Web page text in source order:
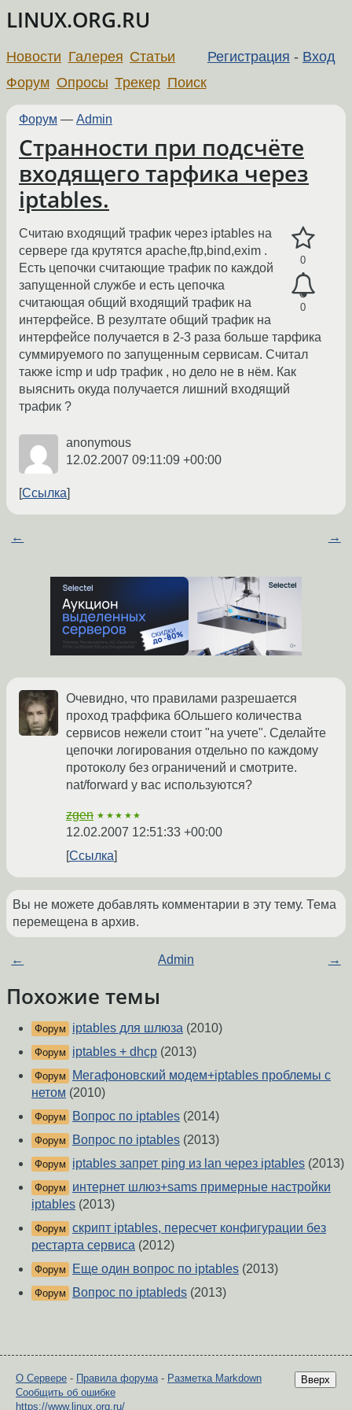
LINUX.ORG.RU
Регистрация - Вход
Новости Галерея Статьи
Форум Опросы Трекер Поиск
Форум — Admin
Странности при подсчёте
входящего тарфика через
iptables.
0
0
Считаю входящий трафик через iptables на
сервере гда крутятся apache,ftp,bind,exim .
Есть цепочки считающие трафик по каждой
запущенной службе и есть цепочка
считающая общий входящий трафик на
интерфейсе. В резултате общий трафик на
интерфейсе получается в 2-3 раза больше тарфика
суммируемого по запущенным сервисам. Считал
также icmp и udp трафик , но дело не в нём. Как
выяснить окуда получается лишний входящий
трафик ?
anonymous
12.02.2007 09:11:09 +00:00
Ссылка
← →
Очевидно, что правилами разрешается
проход траффика бОльшего количества
сервисов нежели стоит "на учете". Сделайте
цепочки логирования отдельно по каждому
протоколу без ограничений и смотрите.
nat/forward у вас используются?
zgen ★★★★★
12.02.2007 12:51:33 +00:00
Ссылка
Вы не можете добавлять комментарии в эту тему. Тема
перемещена в архив.
← Admin →
Похожие темы
Форум iptables для шлюза (2010)
Форум iptables + dhcp (2013)
Форум
Мегафоновский модем+iptables проблемы с
нетом (2010)
Форум Вопрос по iptables (2014)
Форум Вопрос по iptables (2013)
Форум iptables запрет ping из lan через iptables (2013)
Форум
интернет шлюз+sams примерные настройки
iptables (2013)
Форум скрипт iptables, пересчет конфигурации без
рестарта сервиса (2012)
Форум Еще один вопрос по iptables (2013)
Форум Вопрос по iptableds (2013)
Вверх
О Сервере - Правила форума- Разметка Markdown
Сообщить об ошибке
https://www.linux.org.ru/